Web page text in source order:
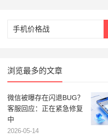
浏览最多的文章
微信被曝存在闪退BUG？
客服回应：正在紧急修复
中
2026-05-14